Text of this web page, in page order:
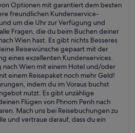
Optionen mit garantiert dem besten
freundlichen Kundenservice-
um die Uhr zur Verfügung und
Fragen, die du beim Buchen deiner
Wien hast. Es gibt nichts Besseres
Reisewünsche gepaart mit der
eines exzellenten Kundenservices.
nach Wien mit einem Hotel und/oder
einem Reisepaket noch mehr Geld!
indem du im Voraus buchst
nutzt. Es gibt unzählige
Flügen von Phnom Penh nach
Mach uns bei Reisebuchungen zu
und vertraue darauf, dass du ein